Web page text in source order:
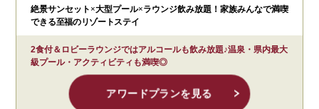
絶景サンセット×大型プール×ラウンジ飲み放題！家族みんなで満喫
できる至福のリゾートステイ
2食付＆ロビーラウンジではアルコールも飲み放題♪温泉・県内最大
級プール・アクティビティも満喫◎
アワードプランを見る